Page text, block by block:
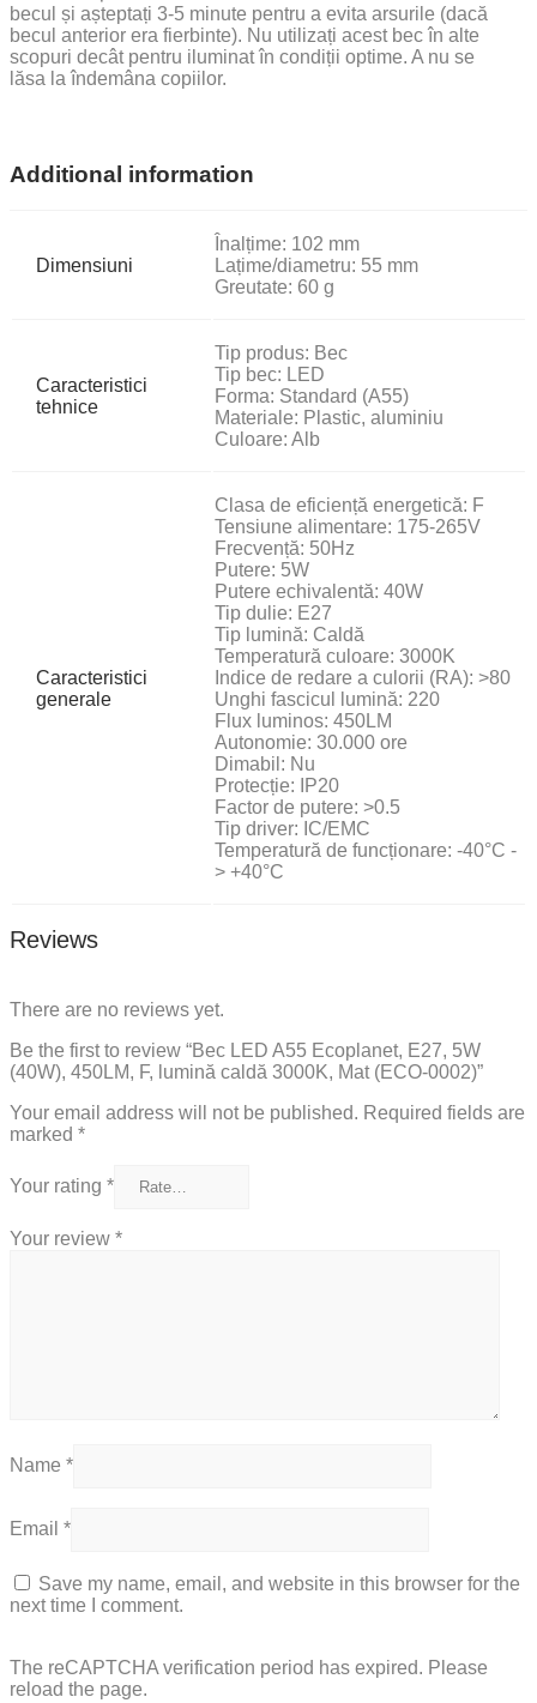
becul și așteptați 3-5 minute pentru a evita arsurile (dacă
becul anterior era fierbinte). Nu utilizați acest bec în alte
scopuri decât pentru iluminat în condiții optime. A nu se
lăsa la îndemâna copiilor.
Additional information
Dimensiuni
Înalțime: 102 mm
Lațime/diametru: 55 mm
Greutate: 60 g
Caracteristici
tehnice
Tip produs: Bec
Tip bec: LED
Forma: Standard (A55)
Materiale: Plastic, aluminiu
Culoare: Alb
Caracteristici
generale
Clasa de eficiență energetică: F
Tensiune alimentare: 175-265V
Frecvență: 50Hz
Putere: 5W
Putere echivalentă: 40W
Tip dulie: E27
Tip lumină: Caldă
Temperatură culoare: 3000K
Indice de redare a culorii (RA): >80
Unghi fascicul lumină: 220
Flux luminos: 450LM
Autonomie: 30.000 ore
Dimabil: Nu
Protecție: IP20
Factor de putere: >0.5
Tip driver: IC/EMC
Temperatură de funcționare: -40°C -
> +40°C
Reviews
There are no reviews yet.
Be the first to review “Bec LED A55 Ecoplanet, E27, 5W
(40W), 450LM, F, lumină caldă 3000K, Mat (ECO-0002)”
Your email address will not be published. Required fields are
marked *
Your rating *
Your review *
Name *
Email *
Save my name, email, and website in this browser for the
next time I comment.
The reCAPTCHA verification period has expired. Please
reload the page.